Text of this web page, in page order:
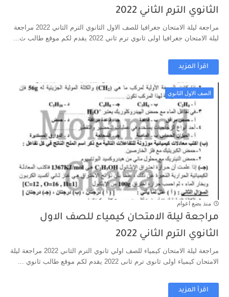
الثانوي الترم الثاني 2022
مراجعة ليلة الامتحان جغرافيا للصف الاول الثانوي الترم الثاني 2022 مراجعة
ليلة الامتحان جغرافيا اولى ثانوي ترم ثاني 2022 يقدم لكم موقع طالب ث...
اقرأ المزيد
الصف الاول الثانوي
منذ بضع اعوام
مراجعة ليلة الامتحان كيمياء للصف الاول
الثانوي الترم الثاني 2022
مراجعة ليلة الامتحان كيمياء للصف اولي ثانوي الترم الثاني 2022 مراجعة ليلة
الامتحان كيمياء اولى ثانوى ترم ثانى 2022 يقدم لكم موقع طالب ثانوي ...
اقرأ المزيد